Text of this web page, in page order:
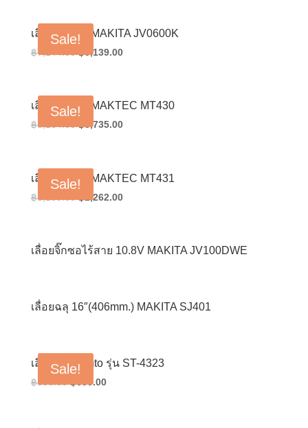
฿12,198.00.฿8,217.00.
Sale!
เลื่อยจิ๊กซอว์ MAKITA JV0600K
฿7,244.00
Original
฿7,244.00.
฿5,139.00Current
฿5,139.00.
Sale!
เลื่อยจิ๊กซอว์ MAKTEC MT430
฿5,264.00
Original
฿5,264.00.
฿3,735.00Current
฿3,735.00.
Sale!
เลื่อยจิ๊กซอว์ MAKTEC MT431
฿3,189.00
Original
฿3,189.00.
2,262.00Current
฿2,262.00.
เลื่อยจิ๊กซอไร้สาย 10.8V MAKITA JV100DWE
เลื่อยฉลุ 16″(406mm.) MAKITA SJ401
Sale!
เลื่อยฉลุ Samto รุ่น ST-4323
฿890.00
Original
฿690.00Current